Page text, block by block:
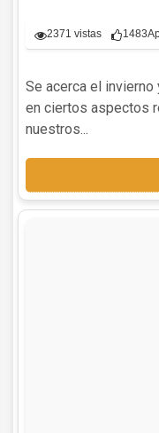
2371 vistas 1483
Se acerca el
en ciertos aspectos
nuestros...